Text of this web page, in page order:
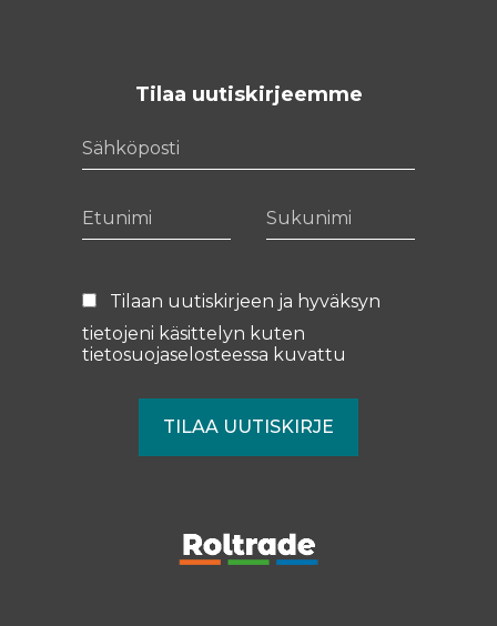
Tilaa uutiskirjeemme
Tilaan uutiskirjeen ja hyväksyn
tietojeni käsittelyn kuten
tietosuojaselosteessa kuvattu